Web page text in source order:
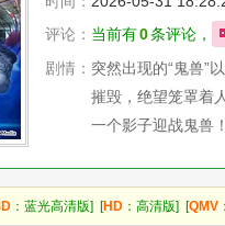
评论： 当前有0条评论，
剧情： 突然出现的“鬼兽”
摧毁，绝望笼罩着
一个影子迎战鬼兽
：蓝光高清版] [HD ：高清版] [QMV